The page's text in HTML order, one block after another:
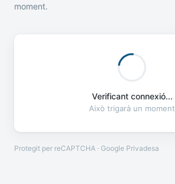
moment.
Verificant connexió...
Això trigarà un moment
Protegit per reCAPTCHA · Google Privadesa